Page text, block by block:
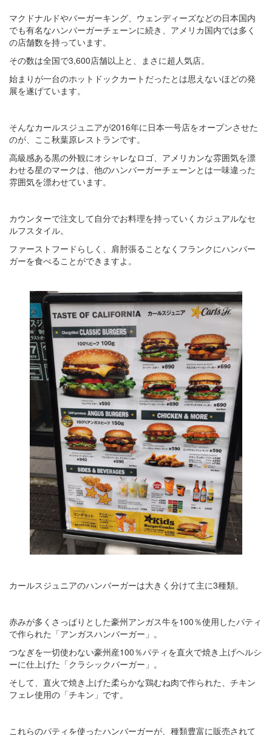
マクドナルドやバーガーキング、ウェンディーズなどの日本国内
でも有名なハンバーガーチェーンに続き、アメリカ国内では多く
の店舗数を持っています。
その数は全国で3,600店舗以上と、まさに超人気店。
始まりが一台のホットドックカートだったとは思えないほどの発
展を遂げています。
そんなカールスジュニアが2016年に日本一号店をオープンさせた
のが、ここ秋葉原レストランです。
高級感ある黒の外観にオシャレなロゴ、アメリカンな雰囲気を漂
わせる星のマークは、他のハンバーガーチェーンとは一味違った
雰囲気を漂わせています。
カウンターで注文して自分でお料理を持っていくカジュアルなセ
ルフスタイル。
ファーストフードらしく、肩肘張ることなくフランクにハンバー
ガーを食べることができますよ。
カールスジュニアのハンバーガーは大きく分けて主に3種類。
赤みが多くさっぱりとした豪州アンガス牛を100％使用したパティ
で作られた「アンガスハンバーガー」。
つなぎを一切使わない豪州産100％パティを直火で焼き上げヘルシ
ーに仕上げた「クラシックバーガー」。
そして、直火で焼き上げた柔らかな鶏むね肉で作られた、チキン
フェレ使用の「チキン」です。
これらのパティを使ったハンバーガーが、種類豊富に販売されて